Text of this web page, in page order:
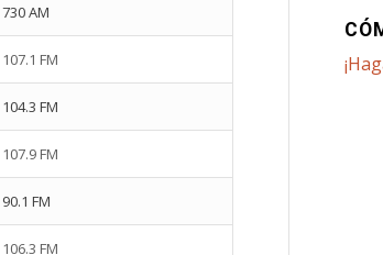
730 AM
107.1 FM
104.3 FM
107.9 FM
90.1 FM
106.3 FM